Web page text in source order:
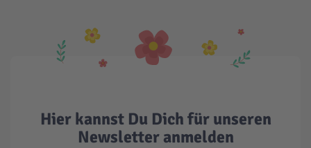
Hier kannst Du Dich für unseren
Newsletter anmelden